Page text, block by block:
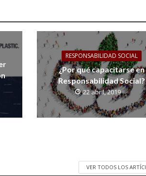
RESPONSABILIDAD SOCIAL
¿Por qué capacitarse en
Responsabilidad Social?
22 abril, 2019
VER TODOS LOS